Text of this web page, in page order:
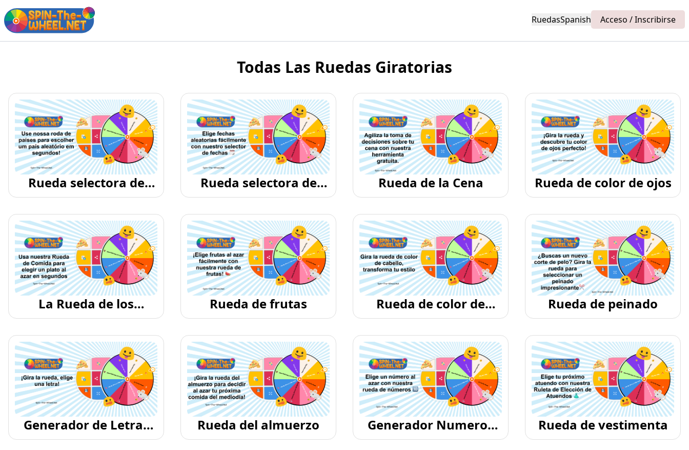
RuedasSpanish Acceso / Inscribirse
Todas Las Ruedas Giratorias
Rueda selectora de
países
Rueda selectora de
fechas
Rueda de la Cena Rueda de color de ojos
La Rueda de los
Alimentos
Rueda de frutas
Rueda de color de
cabello
Rueda de peinado
Generador de Letras
Aleatorias
Rueda del almuerzo
Generador Numeros
Aleatorios
Rueda de vestimenta